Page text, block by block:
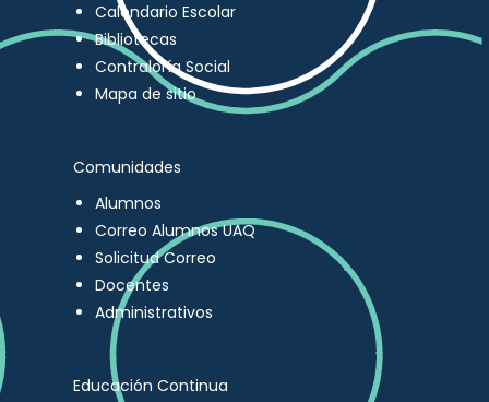
Calendario Escolar
Bibliotecas
Contraloría Social
Mapa de sitio
Comunidades
Alumnos
Correo Alumnos UAQ
Solicitud Correo
Docentes
Administrativos
Educación Continua